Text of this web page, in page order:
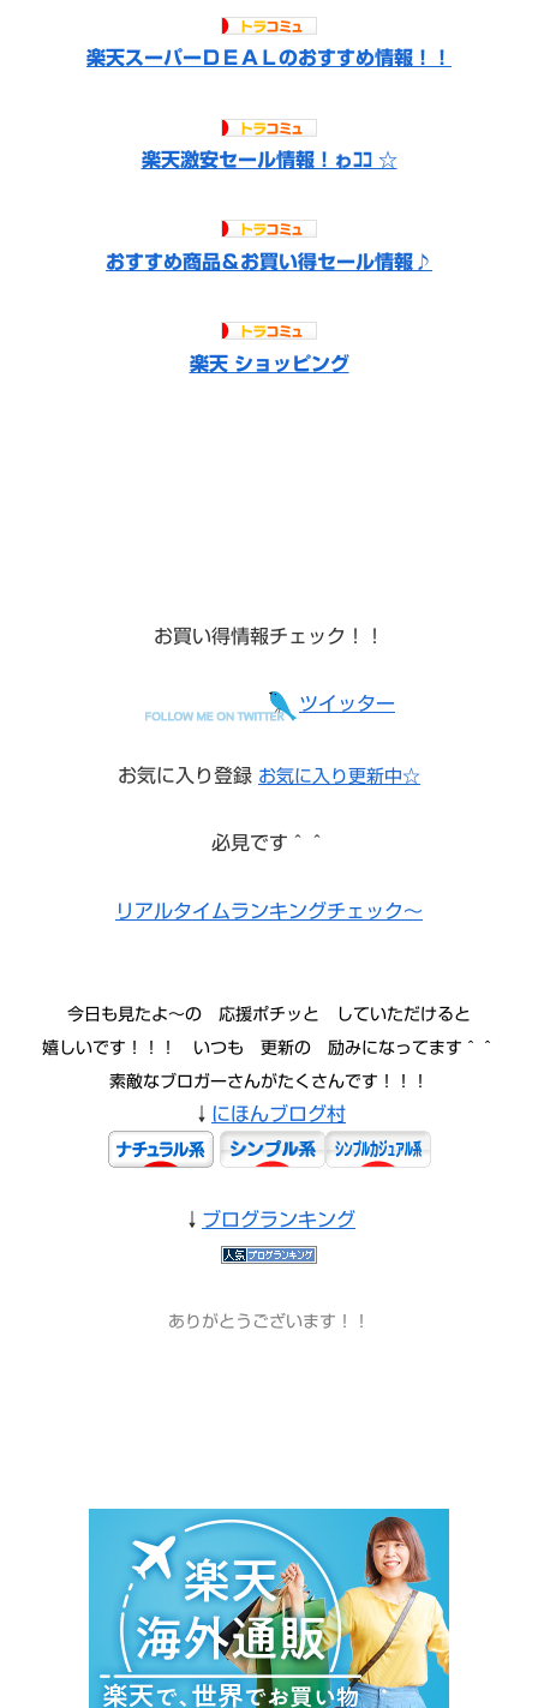
楽天スーパーＤＥＡＬのおすすめ情報！！
楽天激安セール情報！ゎｺｺ ☆
おすすめ商品＆お買い得セール情報♪
楽天 ショッピング
お買い得情報チェック！！
ツイッター
お気に入り登録 お気に入り更新中☆
必見です＾＾
リアルタイムランキングチェック～
今日も見たよ〜の 応援ポチッと していただけると
嬉しいです！！！ いつも 更新の 励みになってます＾＾
素敵なブロガーさんがたくさんです！！！
↓ にほんブログ村
↓ ブログランキング
ありがとうございます！！